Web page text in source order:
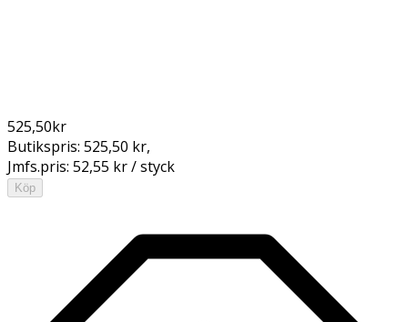
525,50kr
Butikspris: 525,50 kr,
Jmfs.pris: 52,55 kr / styck
Köp